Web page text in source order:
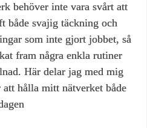
behöver inte vara svårt att
både svajig täckning och
som inte gjort jobbet, så
fram några enkla rutiner
Här delar jag med mig
hålla mitt nätverket både